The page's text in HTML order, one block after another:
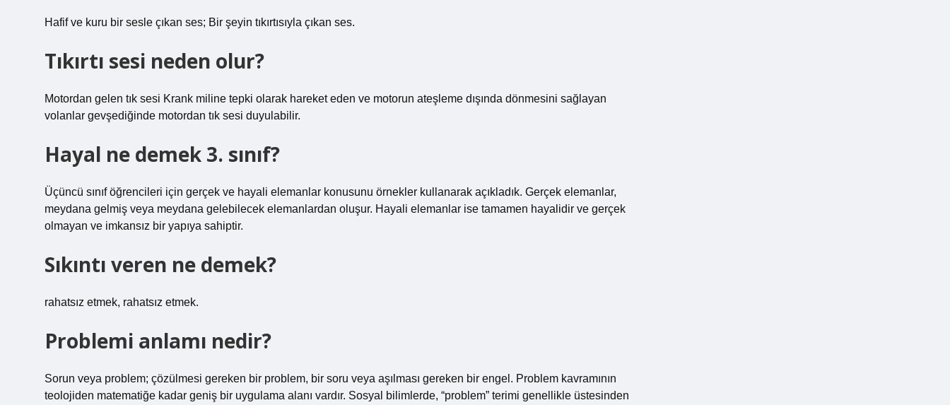
Hafif ve kuru bir sesle çıkan ses; Bir şeyin tıkırtısıyla çıkan ses.
Tıkırtı sesi neden olur?
Motordan gelen tık sesi Krank miline tepki olarak hareket eden ve motorun ateşleme dışında dönmesini sağlayan
volanlar gevşediğinde motordan tık sesi duyulabilir.
Hayal ne demek 3. sınıf?
Üçüncü sınıf öğrencileri için gerçek ve hayali elemanlar konusunu örnekler kullanarak açıkladık. Gerçek elemanlar,
meydana gelmiş veya meydana gelebilecek elemanlardan oluşur. Hayali elemanlar ise tamamen hayalidir ve gerçek
olmayan ve imkansız bir yapıya sahiptir.
Sıkıntı veren ne demek?
rahatsız etmek, rahatsız etmek.
Problemi anlamı nedir?
Sorun veya problem; çözülmesi gereken bir problem, bir soru veya aşılması gereken bir engel. Problem kavramının
teolojiden matematiğe kadar geniş bir uygulama alanı vardır. Sosyal bilimlerde, “problem” terimi genellikle üstesinden